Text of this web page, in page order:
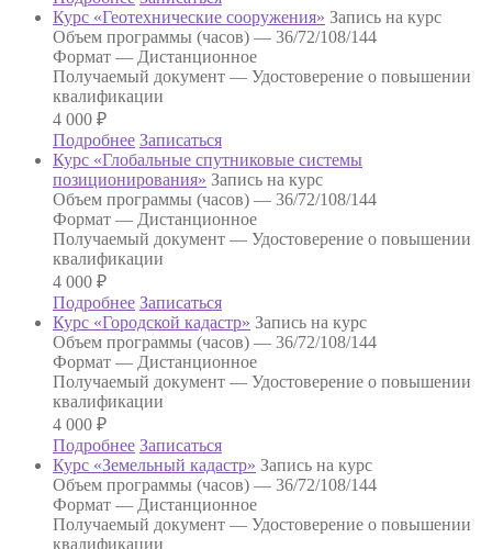
Курс «Геотехнические сооружения» Запись на курс
Объем программы (часов) — 36/72/108/144
Формат — Дистанционное
Получаемый документ — Удостоверение о повышении
квалификации
4 000 ₽
Подробнее Записаться
Курс «Глобальные спутниковые системы
позиционирования» Запись на курс
Объем программы (часов) — 36/72/108/144
Формат — Дистанционное
Получаемый документ — Удостоверение о повышении
квалификации
4 000 ₽
Подробнее Записаться
Курс «Городской кадастр» Запись на курс
Объем программы (часов) — 36/72/108/144
Формат — Дистанционное
Получаемый документ — Удостоверение о повышении
квалификации
4 000 ₽
Подробнее Записаться
Курс «Земельный кадастр» Запись на курс
Объем программы (часов) — 36/72/108/144
Формат — Дистанционное
Получаемый документ — Удостоверение о повышении
квалификации